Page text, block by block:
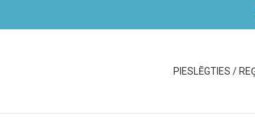
PIESLĒGTIES /